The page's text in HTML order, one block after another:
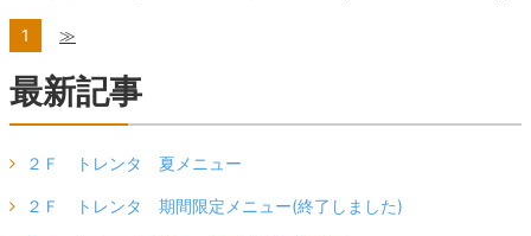
1 ≫
最新記事
２Ｆ トレンタ 夏メニュー
２Ｆ トレンタ 期間限定メニュー(終了しました)